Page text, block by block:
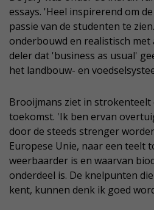
essays. 'Heel inspirerend om
passie van de studenten te
onderbouwd en realistisch
deler dat 'business as usual'
het landbouw- en
Brooijmans ziet in strokenteelt
toekomst. 'Ik ben ervan
door de steeds strenger
Europese Unie, naar een teelt
weerbaarder is en waarvan
onderdeel is. De knelpunten
kent, kunnen denk ik goed